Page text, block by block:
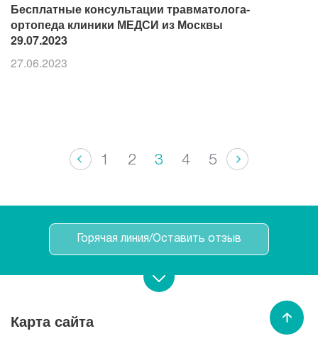
Бесплатные консультации травматолога-
ортопеда клиники МЕДСИ из Москвы
29.07.2023
27.06.2023
1 2 3 4 5
Горячая линия/Оставить отзыв
Записаться на прием
Вызвать врача
Карта сайта